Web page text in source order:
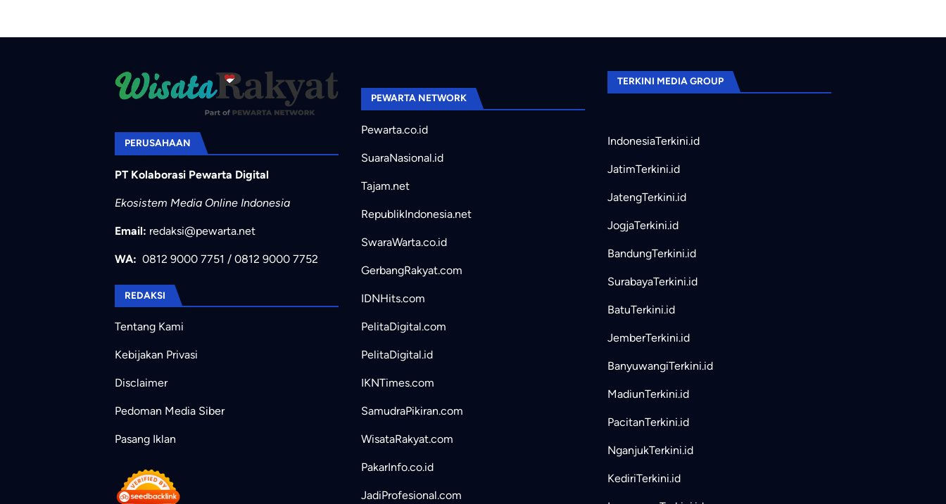
PERUSAHAAN
PT Kolaborasi Pewarta Digital
Ekosistem Media Online Indonesia
Email: redaksi@pewarta.net
WA: 0812 9000 7751 / 0812 9000 7752
REDAKSI
Tentang Kami
Kebijakan Privasi
Disclaimer
Pedoman Media Siber
Pasang Iklan
PEWARTA NETWORK
Pewarta.co.id
SuaraNasional.id
Tajam.net
RepublikIndonesia.net
SwaraWarta.co.id
GerbangRakyat.com
IDNHits.com
PelitaDigital.com
PelitaDigital.id
IKNTimes.com
SamudraPikiran.com
WisataRakyat.com
PakarInfo.co.id
JadiProfesional.com
TERKINI MEDIA GROUP
IndonesiaTerkini.id
JatimTerkini.id
JatengTerkini.id
JogjaTerkini.id
BandungTerkini.id
SurabayaTerkini.id
BatuTerkini.id
JemberTerkini.id
BanyuwangiTerkini.id
MadiunTerkini.id
PacitanTerkini.id
NganjukTerkini.id
KediriTerkini.id